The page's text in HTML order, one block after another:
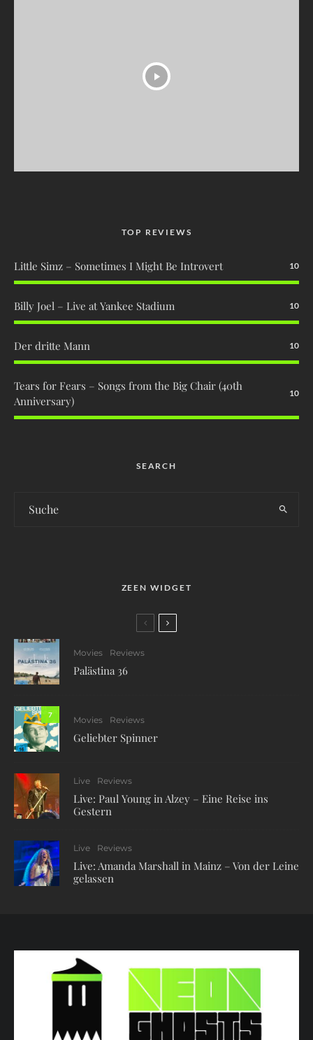
TOP REVIEWS
Little Simz – Sometimes I Might Be Introvert 10
Billy Joel – Live at Yankee Stadium 10
Der dritte Mann 10
Tears for Fears – Songs from the Big Chair (40th
Anniversary)
10
SEARCH
ZEEN WIDGET
Movies Reviews
Palästina 36
7
Movies Reviews
Geliebter Spinner
Live Reviews
Live: Paul Young in Alzey – Eine Reise ins
Gestern
Live Reviews
Live: Amanda Marshall in Mainz – Von der Leine
gelassen